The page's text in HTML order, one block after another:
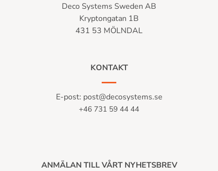
Deco Systems Sweden AB
Kryptongatan 1B
431 53 MÖLNDAL
KONTAKT
E-post: post@decosystems.se
+46 731 59 44 44
ANMÄLAN TILL VÅRT NYHETSBREV